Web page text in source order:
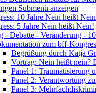
Submenü anzeigen
10 Jahre Nein heißt
5 Jahre Nein heißt Nein!
- Debatte - Veränderung -
zum bff-
Begrüßung durch Katja
Vortrag: Nein heißt nein?
Panel 1: Traumatisierung
Panel 2: Verantwortung
Panel 3: